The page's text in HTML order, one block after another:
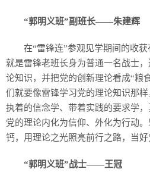
“郭明义班”副班长——朱建辉
在“雷锋连”参观见学期间的收
就是雷锋老班长身为普通一名战士
论知识，并把党的创新理论看成“粮
们就要像雷锋学习党的理论知识那
执着的信念学、带着实践的要求学
党的理论内化为信仰、外化为行动
钙，用理论之光照亮前行之路，当好
“郭明义班”战士——王冠